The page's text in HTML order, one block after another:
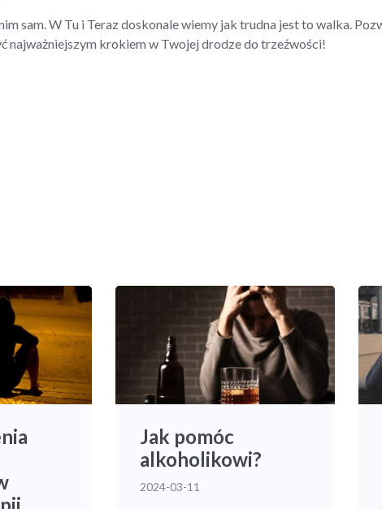
sam. W Tu i Teraz doskonale wiemy jak trudna jest to walka.
najważniejszym krokiem w Twojej drodze do trzeźwości!
Jak pomóc
alkoholikowi?
2024-03-11